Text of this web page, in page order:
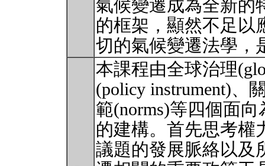
氣候變遷成為全新的
的框架，顯然不足以
切的氣候變遷法學
本課程由全球治理
(policy instrument)、
範(norms)等四個面
的建構。首先思考權
議題的發展脈絡以及